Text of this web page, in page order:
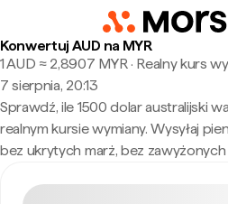
Konwertuj AUD na MYR
1 AUD ≈ 2,8907 MYR · Realny kurs
7 sierpnia, 20:13
Sprawdź, ile 1500 dolar australijski
realnym kursie wymiany. Wysyłaj
bez ukrytych marż, bez